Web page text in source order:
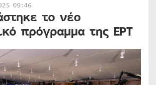
09:46
το νέο
πρόγραμμα της ΕΡΤ